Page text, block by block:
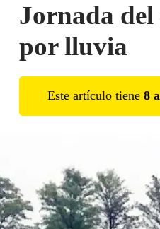
Jornada del
por lluvia
Este artículo tiene 8